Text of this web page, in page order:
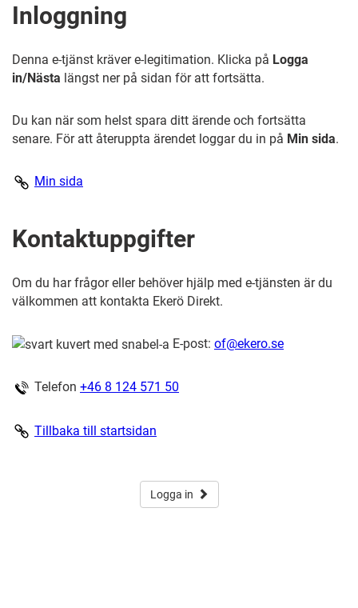
Inloggning
Denna e‑tjänst kräver e‑legitimation. Klicka på Logga
in/Nästa längst ner på sidan för att fortsätta.
Du kan när som helst spara ditt ärende och fortsätta
senare. För att återuppta ärendet loggar du in på Min sida.
Min sida
Kontaktuppgifter
Om du har frågor eller behöver hjälp med e-tjänsten är du
välkommen att kontakta Ekerö Direkt.
E-post: of@ekero.se
Telefon +46 8 124 571 50
Tillbaka till startsidan
Logga in